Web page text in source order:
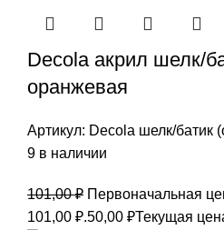
Decola акрил шелк/
оранжевая
Артикул: Decola шелк/батик
9 в наличии
101,00₽ Первоначальная
101,00 ₽.50,00 ₽Текущая